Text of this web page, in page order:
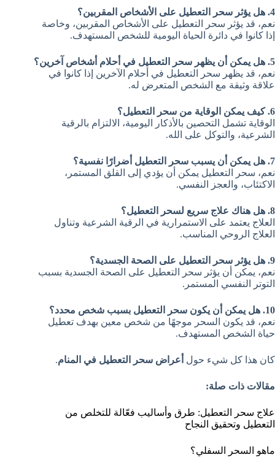
4. هل يؤثر سحر التعطيل على الأشخاص المقربين؟
نعم، قد يؤثر سحر التعطيل على الأشخاص المقربين، وخاصة
إذا كانوا في دائرة الحياة اليومية للشخص المستهدف.
5. هل يمكن أن يظهر سحر التعطيل في أحلام أشخاص آخرين؟
نعم، قد يظهر سحر التعطيل في أحلام الآخرين إذا كانوا في
علاقة وثيقة مع الشخص المتعرض له.
6. كيف يمكن الوقاية من سحر التعطيل؟
الوقاية تشمل التحصين بالأذكار اليومية، الالتزام بالرقية
الشرعية، والتوكل على الله.
7. هل يمكن أن يسبب سحر التعطيل أضرارًا نفسية؟
نعم، سحر التعطيل يمكن أن يؤدي إلى القلق المستمر،
الاكتئاب، والعجز النفسي.
8. هل هناك علاج سريع لسحر التعطيل؟
العلاج يعتمد على الاستمرارية في الرقية الشرعية وتناول
العلاج الروحي المناسب.
9. هل يؤثر سحر التعطيل على الصحة الجسدية؟
نعم، يمكن أن يؤثر سحر التعطيل على الصحة الجسدية بسبب
التوتر النفسي المستمر.
10. هل يمكن أن يكون سحر التعطيل بسبب شخص محدد؟
نعم، قد يكون السحر موجهًا من شخص معين بهدف تعطيل
حياة الشخص المستهدف.
كان هذا كل شيء حول أعراض سحر التعطيل في المنام.
مقالات ذات صلة:
علاج سحر التعطيل: طرق وأساليب فعّالة للتخلص من
التعطيل وتحقيق النجاح
ماهو السحر السفلي؟